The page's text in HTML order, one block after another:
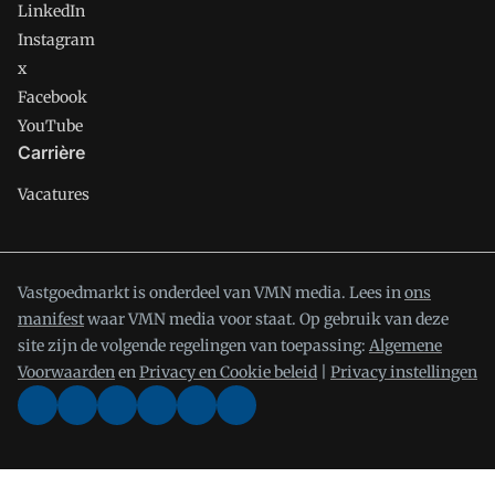
LinkedIn
Instagram
x
Facebook
YouTube
Carrière
Vacatures
Vastgoedmarkt is onderdeel van VMN media. Lees inons
manifestwaar VMN media voor staat. Op gebruik van deze
site zijn de volgende regelingen van toepassing: Algemene
VoorwaardenenPrivacy en Cookie beleid Privacy instellingen